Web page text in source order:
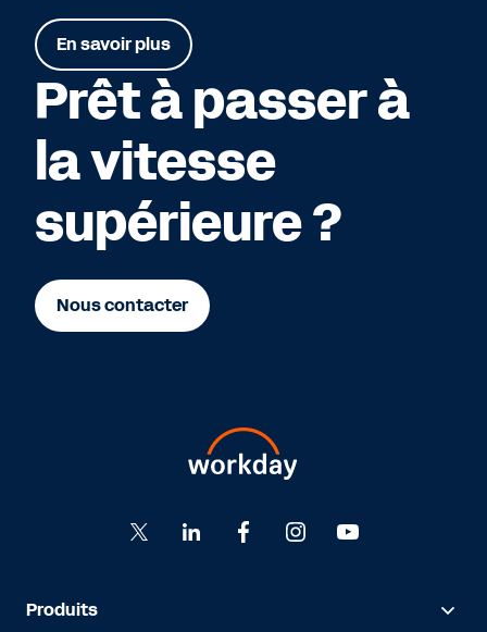
En savoir plus
Prêt à passer à
la vitesse
supérieure ?
Nous contacter
Produits